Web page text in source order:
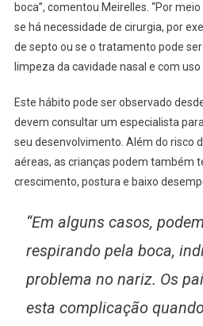
boca”, comentou Meirelles. “Por
se há necessidade de cirurgia, por
de septo ou se o tratamento pode
limpeza da cavidade nasal e com
Este hábito pode ser observado
devem consultar um especialista
seu desenvolvimento. Além do risco
aéreas, as crianças podem também
crescimento, postura e baixo
“Em alguns casos,
respirando pela boca,
problema no nariz. Os
esta complicação